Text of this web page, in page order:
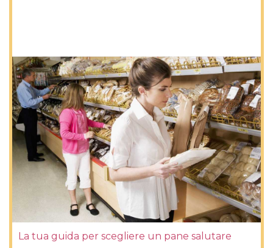
La tua guida per scegliere un pane salutare